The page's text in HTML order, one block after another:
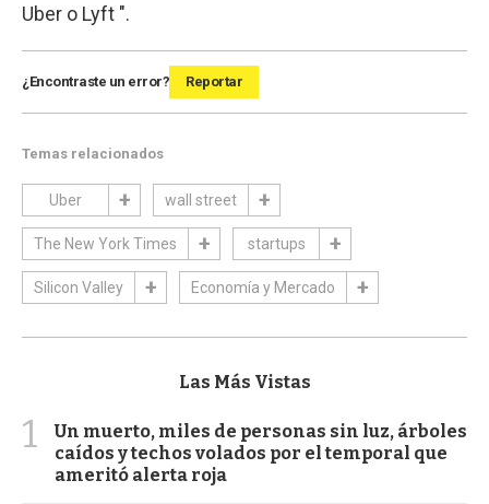
Uber o Lyft ".
¿Encontraste un error? Reportar
Temas relacionados
Uber wall street
The New York Times startups
Silicon Valley Economía y Mercado
Las Más Vistas
1
Un muerto, miles de personas sin luz, árboles
caídos y techos volados por el temporal que
ameritó alerta roja